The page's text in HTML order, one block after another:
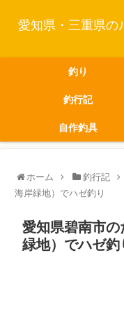
愛知県・三重県の
釣り
釣行記
自作釣具
ホーム 釣行記
海岸緑地）でハゼ釣り
愛知県碧南市
緑地）でハゼ釣